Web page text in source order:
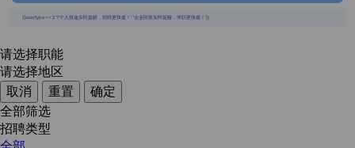
{{usertype=='2'?'个人投递实时提醒，招聘更快捷！':'企业回复实时提醒，求职更快捷！'}}
请选择职能
请选择地区
取消
重置
确定
全部筛选
招聘类型